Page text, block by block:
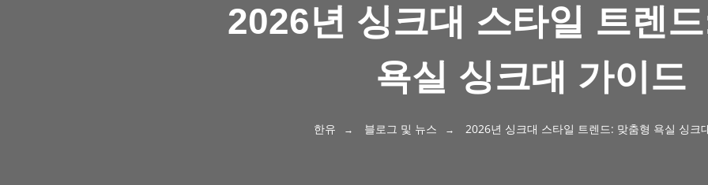
2026년 싱크대 스타일 트렌
욕실 싱크대 가이드
한유 블로그 및 뉴스 2026년 싱크대 스타일 트렌드: 맞춤형 욕실 싱크